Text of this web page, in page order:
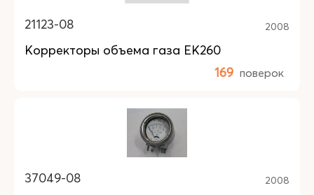
21123-08 2008
Корректоры объема газа EK260
169 поверок
37049-08 2008